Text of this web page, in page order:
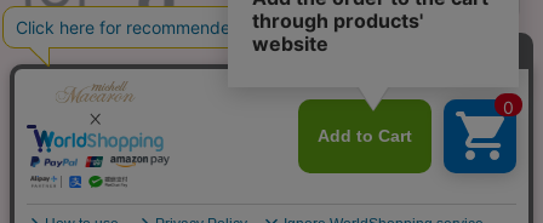
利用規約 特商法表記
よくある質問